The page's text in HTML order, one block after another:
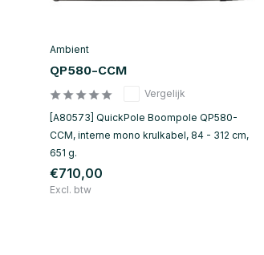
Ambient
QP580-CCM
Vergelijk
[A80573] QuickPole Boompole QP580-
CCM, interne mono krulkabel, 84 - 312 cm,
651 g.
€710,00
Excl. btw